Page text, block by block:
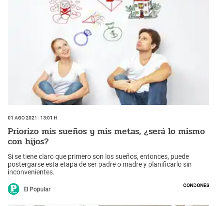
01 Ago 2021 | 13:01 h
Priorizo mis sueños y mis metas, ¿será lo mismo
con hijos?
Si se tiene claro que primero son los sueños, entonces, puede
postergarse esta etapa de ser padre o madre y planificarlo sin
inconvenientes.
El Popular
Condones